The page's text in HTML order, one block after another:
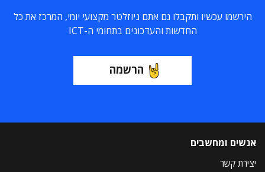
הירשמו עכשיו ותקבלו גם אתם ניוזלטר מקצועי יומי, המרכז את כל
החדשות והעדכונים בתחומי ה-ICT
הרשמה
אנשים ומחשבים
יצירת קשר